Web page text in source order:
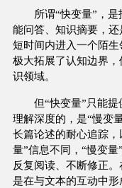
所谓“快变量”，是
能问答、知识摘要，
短时间内进入一个陌
极大拓展了认知边界
识领域。
但“快变量”只能提
理解深度的，是“慢变
长篇论述的耐心追踪
量”信息不同，“慢变
反复阅读、不断修正
是在与文本的互动中形